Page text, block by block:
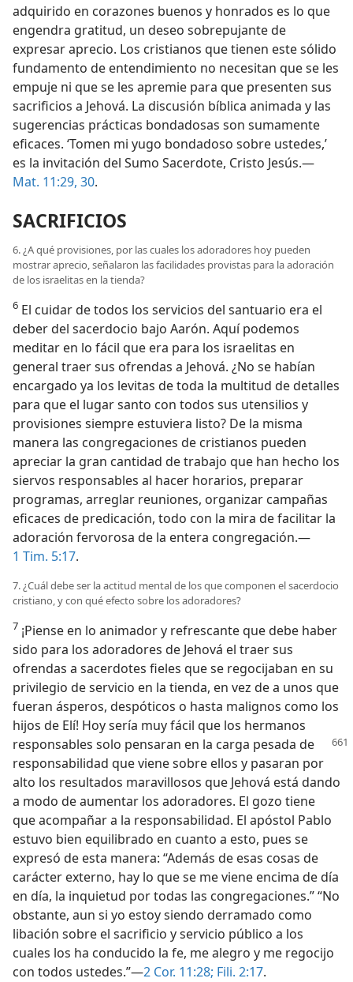
adquirido en corazones buenos y honrados es lo que
engendra gratitud, un deseo sobrepujante de
expresar aprecio. Los cristianos que tienen este sólido
fundamento de entendimiento no necesitan que se les
empuje ni que se les apremie para que presenten sus
sacrificios a Jehová. La discusión bíblica animada y las
sugerencias prácticas bondadosas son sumamente
eficaces. ‘Tomen mi yugo bondadoso sobre ustedes,’
es la invitación del Sumo Sacerdote, Cristo Jesús.—
Mat. 11:29, 30.
SACRIFICIOS
6. ¿A qué provisiones, por las cuales los adoradores hoy pueden
mostrar aprecio, señalaron las facilidades provistas para la adoración
de los israelitas en la tienda?
6 El cuidar de todos los servicios del santuario era el
deber del sacerdocio bajo Aarón. Aquí podemos
meditar en lo fácil que era para los israelitas en
general traer sus ofrendas a Jehová. ¿No se habían
encargado ya los levitas de toda la multitud de detalles
para que el lugar santo con todos sus utensilios y
provisiones siempre estuviera listo? De la misma
manera las congregaciones de cristianos pueden
apreciar la gran cantidad de trabajo que han hecho los
siervos responsables al hacer horarios, preparar
programas, arreglar reuniones, organizar campañas
eficaces de predicación, todo con la mira de facilitar la
adoración fervorosa de la entera congregación.—
1 Tim. 5:17.
7. ¿Cuál debe ser la actitud mental de los que componen el sacerdocio
cristiano, y con qué efecto sobre los adoradores?
7 ¡Piense en lo animador y refrescante que debe haber
sido para los adoradores de Jehová el traer sus
ofrendas a sacerdotes fieles que se regocijaban en su
privilegio de servicio en la tienda, en vez de a unos que
fueran ásperos, despóticos o hasta malignos como los
hijos de Elí! Hoy sería muy fácil que los hermanos
responsables solo pensaran en la carga pesada de
responsabilidad que viene sobre ellos y pasaran por
alto los resultados maravillosos que Jehová está dando
a modo de aumentar los adoradores. El gozo tiene
que acompañar a la responsabilidad. El apóstol Pablo
estuvo bien equilibrado en cuanto a esto, pues se
expresó de esta manera: “Además de esas cosas de
carácter externo, hay lo que se me viene encima de día
en día, la inquietud por todas las congregaciones.” “No
obstante, aun si yo estoy siendo derramado como
libación sobre el sacrificio y servicio público a los
cuales los ha conducido la fe, me alegro y me regocijo
con todos ustedes.”—2 Cor. 11:28; Fili. 2:17.